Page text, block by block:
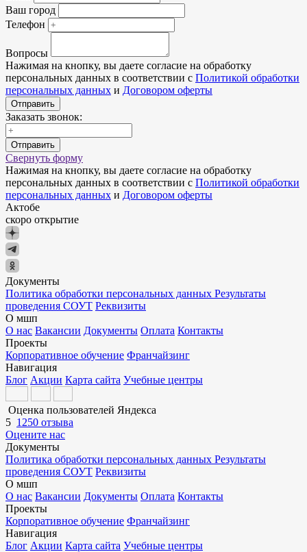
Ваш город
Телефон
Вопросы
Нажимая на кнопку, вы даете согласие на обработку
персональных данных в соответствии с Политикой обработки
персональных данных и Договором оферты
Отправить
Заказать звонок:
Отправить
Свернуть форму
Нажимая на кнопку, вы даете согласие на обработку
персональных данных в соответствии с Политикой обработки
персональных данных и Договором оферты
Актобе
скоро открытие
Документы
Политика обработки персональных данных Результаты
проведения СОУТ Реквизиты
О мшп
О нас Вакансии Документы Оплата Контакты
Проекты
Корпоративное обучение Франчайзинг
Навигация
Блог Акции Карта сайта Учебные центры
Оценка пользователей Яндекса
5 1250 отзыва
Оцените нас
Документы
Политика обработки персональных данных Результаты
проведения СОУТ Реквизиты
О мшп
О нас Вакансии Документы Оплата Контакты
Проекты
Корпоративное обучение Франчайзинг
Навигация
Блог Акции Карта сайта Учебные центры